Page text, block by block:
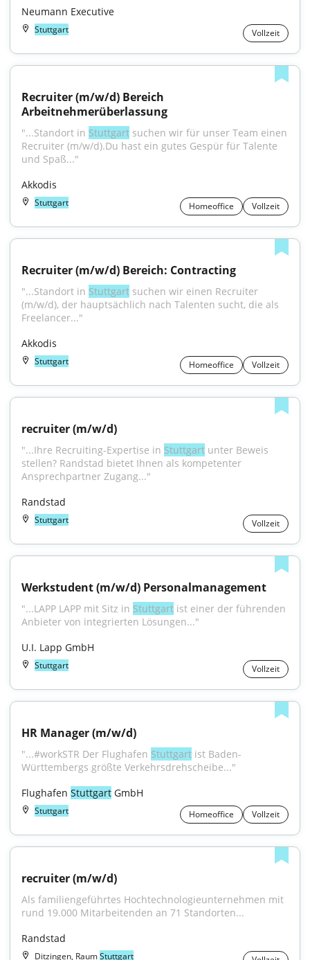
Neumann Executive
Stuttgart Vollzeit
Recruiter (m/w/d) Bereich
Arbeitnehmerüberlassung
"...Standort in Stuttgart suchen wir für unser Team einen
Recruiter (m/w/d).Du hast ein gutes Gespür für Talente
und Spaß..."
Akkodis
Stuttgart Homeoffice Vollzeit
Recruiter (m/w/d) Bereich: Contracting
"...Standort in Stuttgart suchen wir einen Recruiter
(m/w/d), der hauptsächlich nach Talenten sucht, die als
Freelancer..."
Akkodis
Stuttgart Homeoffice Vollzeit
recruiter (m/w/d)
"...Ihre Recruiting-Expertise in Stuttgart unter Beweis
stellen? Randstad bietet Ihnen als kompetenter
Ansprechpartner Zugang..."
Randstad
Stuttgart Vollzeit
Werkstudent (m/w/d) Personalmanagement
"...LAPP LAPP mit Sitz in Stuttgart ist einer der führenden
Anbieter von integrierten Lösungen..."
U.I. Lapp GmbH
Stuttgart Vollzeit
HR Manager (m/w/d)
"...#workSTR Der Flughafen Stuttgart ist Baden-
Württembergs größte Verkehrsdrehscheibe..."
Flughafen Stuttgart GmbH
Stuttgart Homeoffice Vollzeit
recruiter (m/w/d)
Als familiengeführtes Hochtechnologieunternehmen mit
rund 19.000 Mitarbeitenden an 71 Standorten...
Randstad
Ditzingen, RaumStuttgart